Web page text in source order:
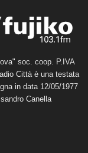
soc. coop. P.IVA
Città è una testata
in data 12/05/1977
Canella